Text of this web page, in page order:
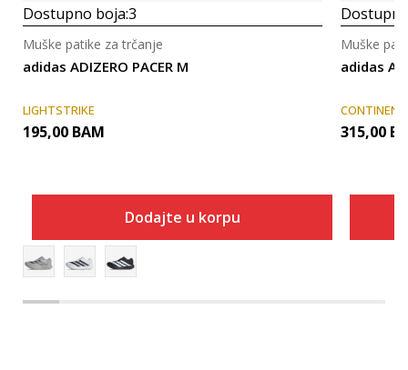
Dostupno boja:3
adidas ADIZERO PACER M
Muške patike za trčanje
LIGHTSTRIKE
195,00 BAM
Dodajte u korpu
adidas
Muške
315,00